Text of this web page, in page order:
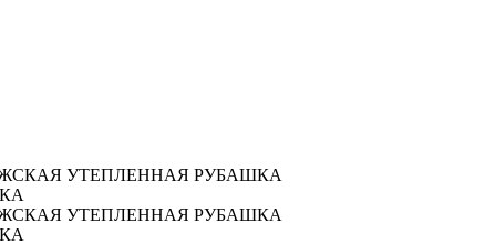
УТЕПЛЕННАЯ РУБАШКА
УТЕПЛЕННАЯ РУБАШКА